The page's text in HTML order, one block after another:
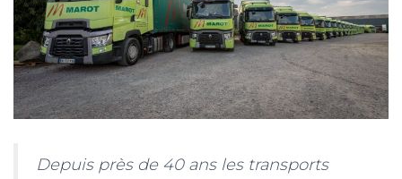
Depuis près de 40 ans les transports